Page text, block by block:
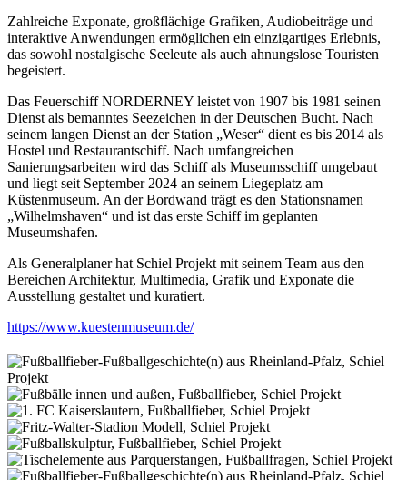
Zahlreiche Exponate, großflächige Grafiken, Audiobeiträge und
interaktive Anwendungen ermöglichen ein einzigartiges Erlebnis,
das sowohl nostalgische Seeleute als auch ahnungslose Touristen
begeistert.
Das Feuerschiff NORDERNEY leistet von 1907 bis 1981 seinen
Dienst als bemanntes Seezeichen in der Deutschen Bucht. Nach
seinem langen Dienst an der Station „Weser“ dient es bis 2014 als
Hostel und Restaurantschiff. Nach umfangreichen
Sanierungsarbeiten wird das Schiff als Museumsschiff umgebaut
und liegt seit September 2024 an seinem Liegeplatz am
Küstenmuseum. An der Bordwand trägt es den Stationsnamen
„Wilhelmshaven“ und ist das erste Schiff im geplanten
Museumshafen.
Als Generalplaner hat Schiel Projekt mit seinem Team aus den
Bereichen Architektur, Multimedia, Grafik und Exponate die
Ausstellung gestaltet und kuratiert.
https://www.kuestenmuseum.de/